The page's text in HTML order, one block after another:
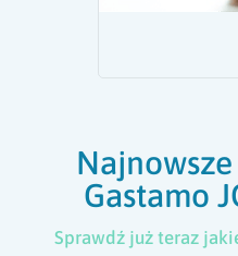
Gastamo
Sprawdź już teraz